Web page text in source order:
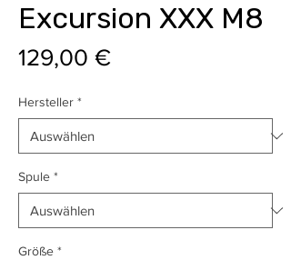
Excursion XXX M8
129,00 €Preis
Hersteller *
Spule *
Größe *